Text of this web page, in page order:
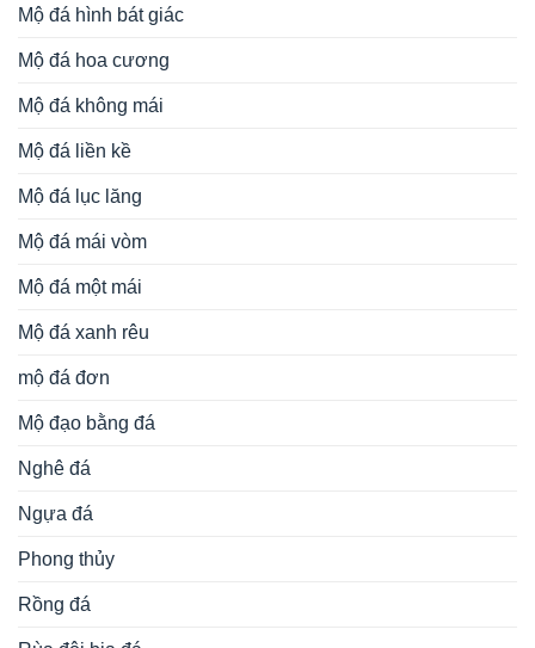
Mộ đá hình bát giác
Mộ đá hoa cương
Mộ đá không mái
Mộ đá liền kề
Mộ đá lục lăng
Mộ đá mái vòm
Mộ đá một mái
Mộ đá xanh rêu
mộ đá đơn
Mộ đạo bằng đá
Nghê đá
Ngựa đá
Phong thủy
Rồng đá